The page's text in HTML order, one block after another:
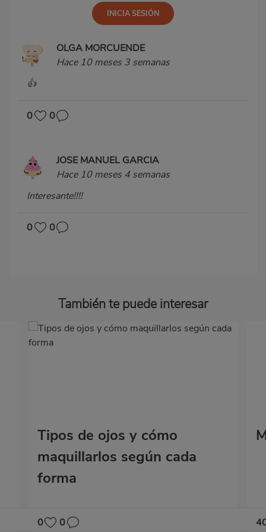
OLGA MORCUENDE
Hace 10 meses 3 semanas
👍
0 0
JOSE MANUEL GARCIA
Hace 10 meses 4 semanas
Interesante!!!!
0 0
También te puede interesar
Tipos de ojos y cómo
maquillarlos según cada
forma
0 0